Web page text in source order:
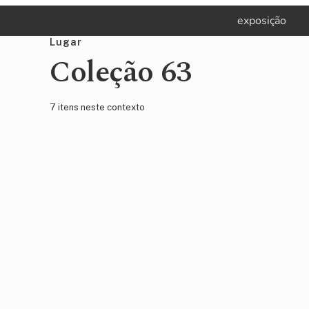
Pular
navegação
Skip
Pular
exposição
Lugar
Coleção 63
7 itens neste contexto